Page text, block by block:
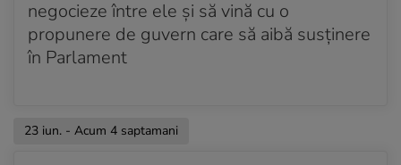
negocieze între ele și să vină cu o
propunere de guvern care să aibă susținere
în Parlament
23 iun. - Acum 4 saptamani